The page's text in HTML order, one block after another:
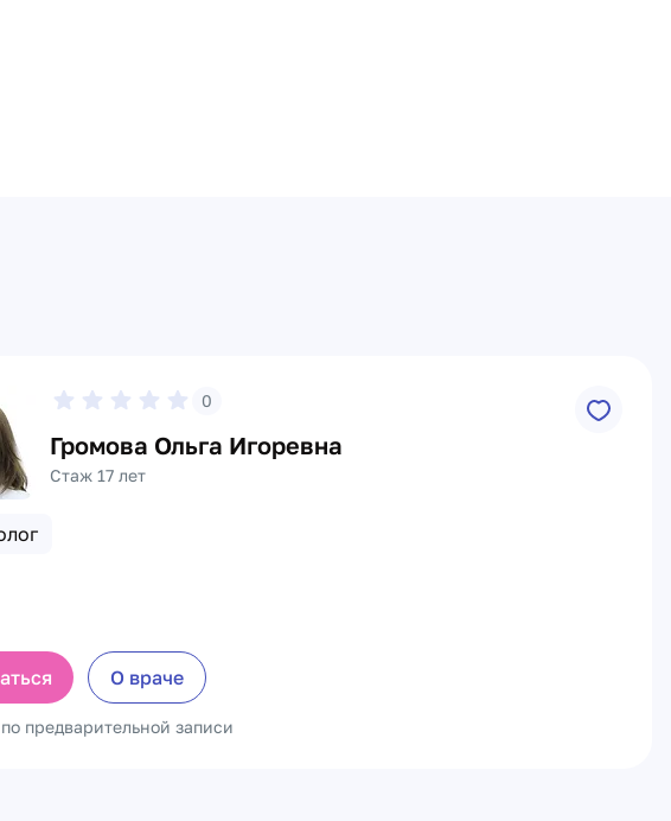
0
Громова Ольга Игоревна
Стаж 17 лет
О враче
предварительной записи